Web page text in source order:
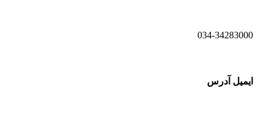
034-34283000
ایمیل آدرس